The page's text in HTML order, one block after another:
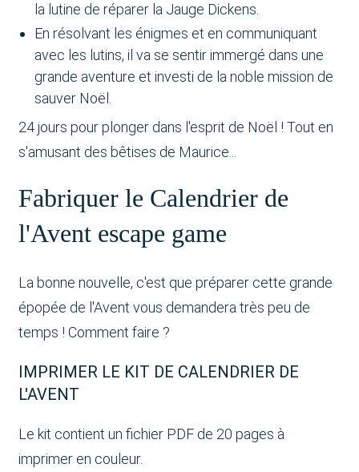
la lutine de réparer la Jauge Dickens.
En résolvant les énigmes et en communiquant
avec les lutins, il va se sentir immergé dans une
grande aventure et investi de la noble mission de
sauver Noël.
24 jours pour plonger dans l'esprit de Noël ! Tout en
s'amusant des bêtises de Maurice...
Fabriquer le Calendrier de
l'Avent escape game
La bonne nouvelle, c'est que préparer cette grande
épopée de l'Avent vous demandera très peu de
temps ! Comment faire ?
IMPRIMER LE KIT DE CALENDRIER DE
L'AVENT
Le kit contient un fichier PDF de 20 pages à
imprimer en couleur.